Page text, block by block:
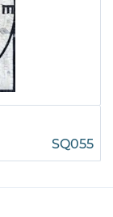
SQ055